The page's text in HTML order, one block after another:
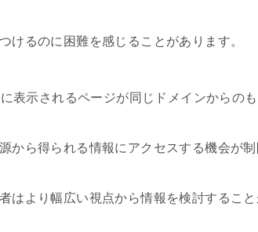
けるのに困難を感じることがあります。
表示されるページが同じドメインからの
から得られる情報にアクセスする機会が
はより幅広い視点から情報を検討すること